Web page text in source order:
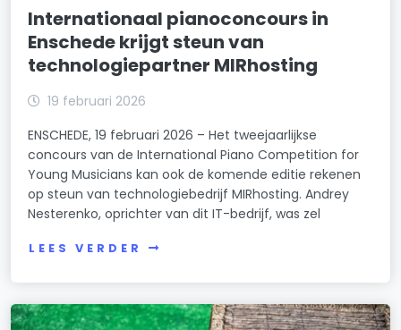
Internationaal pianoconcours in
Enschede krijgt steun van
technologiepartner MIRhosting
19 februari 2026
ENSCHEDE, 19 februari 2026 – Het tweejaarlijkse
concours van de International Piano Competition for
Young Musicians kan ook de komende editie rekenen
op steun van technologiebedrijf MIRhosting. Andrey
Nesterenko, oprichter van dit IT-bedrijf, was zel
LEES VERDER